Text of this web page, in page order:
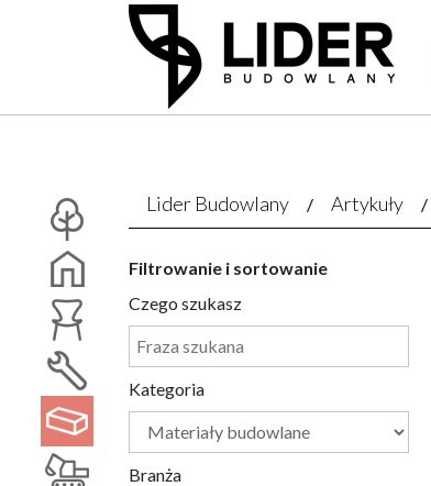
Lider Budowlany Artykuły
Filtrowanie i sortowanie
Czego szukasz
Kategoria
Branża